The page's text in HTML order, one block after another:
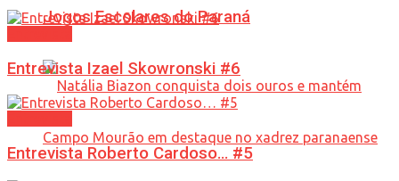
Jogos Escolares do Paraná
Entrevista Izael Skowronski #6
Entrevista Roberto Cardoso… #5